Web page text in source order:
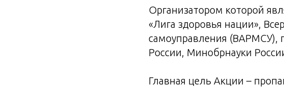
Организатором которой
«Лига здоровья нации»,
самоуправления (ВАРМСУ),
России, Минобрнауки
Главная цель Акции –